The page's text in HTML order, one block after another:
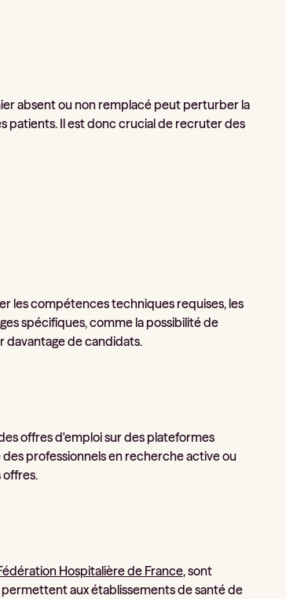
absent ou non remplacé peut perturber la
patients. Il est donc crucial de recruter des
les compétences techniques requises, les
spécifiques, comme la possibilité de
davantage de candidats.
offres d'emploi sur des plateformes
professionnels en recherche active ou
offres.
Hospitalière de France, sont
aux établissements de santé de